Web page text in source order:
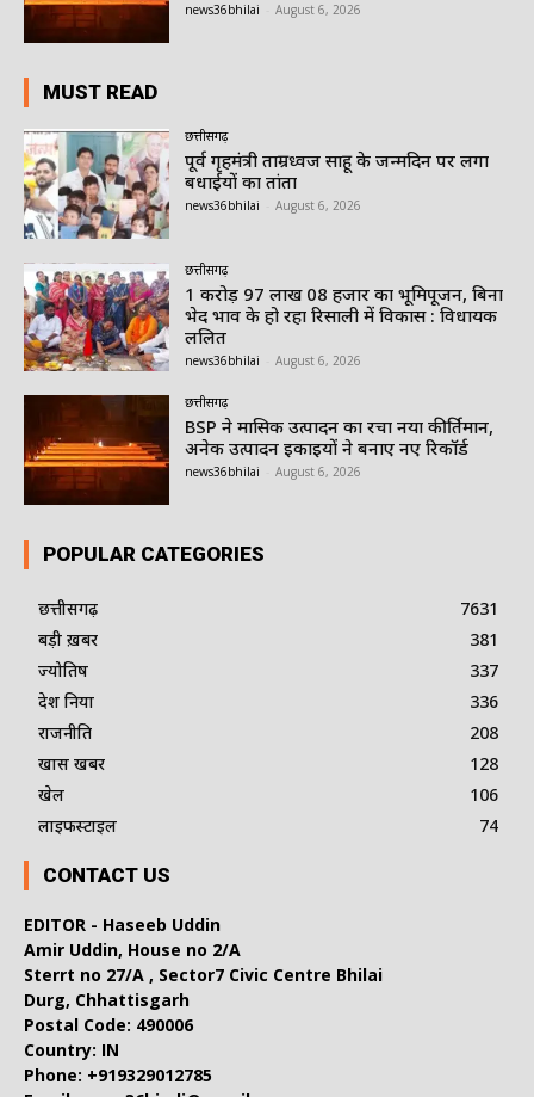
news36bhilai August 6, 2026
MUST READ
छत्तीसगढ़
पूर्व गृहमंत्री ताम्रध्वज साहू के जन्मदिन पर लगा
बधाईयों का तांता
news36bhilai August 6, 2026
छत्तीसगढ़
1 करोड़ 97 लाख 08 हजार का भूमिपूजन, बिना
भेद भाव के हो रहा रिसाली में विकास : विधायक
ललित
news36bhilai August 6, 2026
छत्तीसगढ़
BSP ने मासिक उत्पादन का रचा नया कीर्तिमान,
अनेक उत्पादन इकाइयों ने बनाए नए रिकॉर्ड
news36bhilai August 6, 2026
POPULAR CATEGORIES
छत्तीसगढ़
7631
बड़ी ख़बर
381
ज्योतिष
337
देश दुनिया
336
राजनीति
208
खास खबर
128
खेल
106
लाइफस्टाइल
74
CONTACT US
EDITOR - Haseeb Uddin
Amir Uddin, House no 2/A
Sterrt no 27/A , Sector7 Civic Centre Bhilai
Durg, Chhattisgarh
Postal Code: 490006
Country: IN
Phone: +919329012785